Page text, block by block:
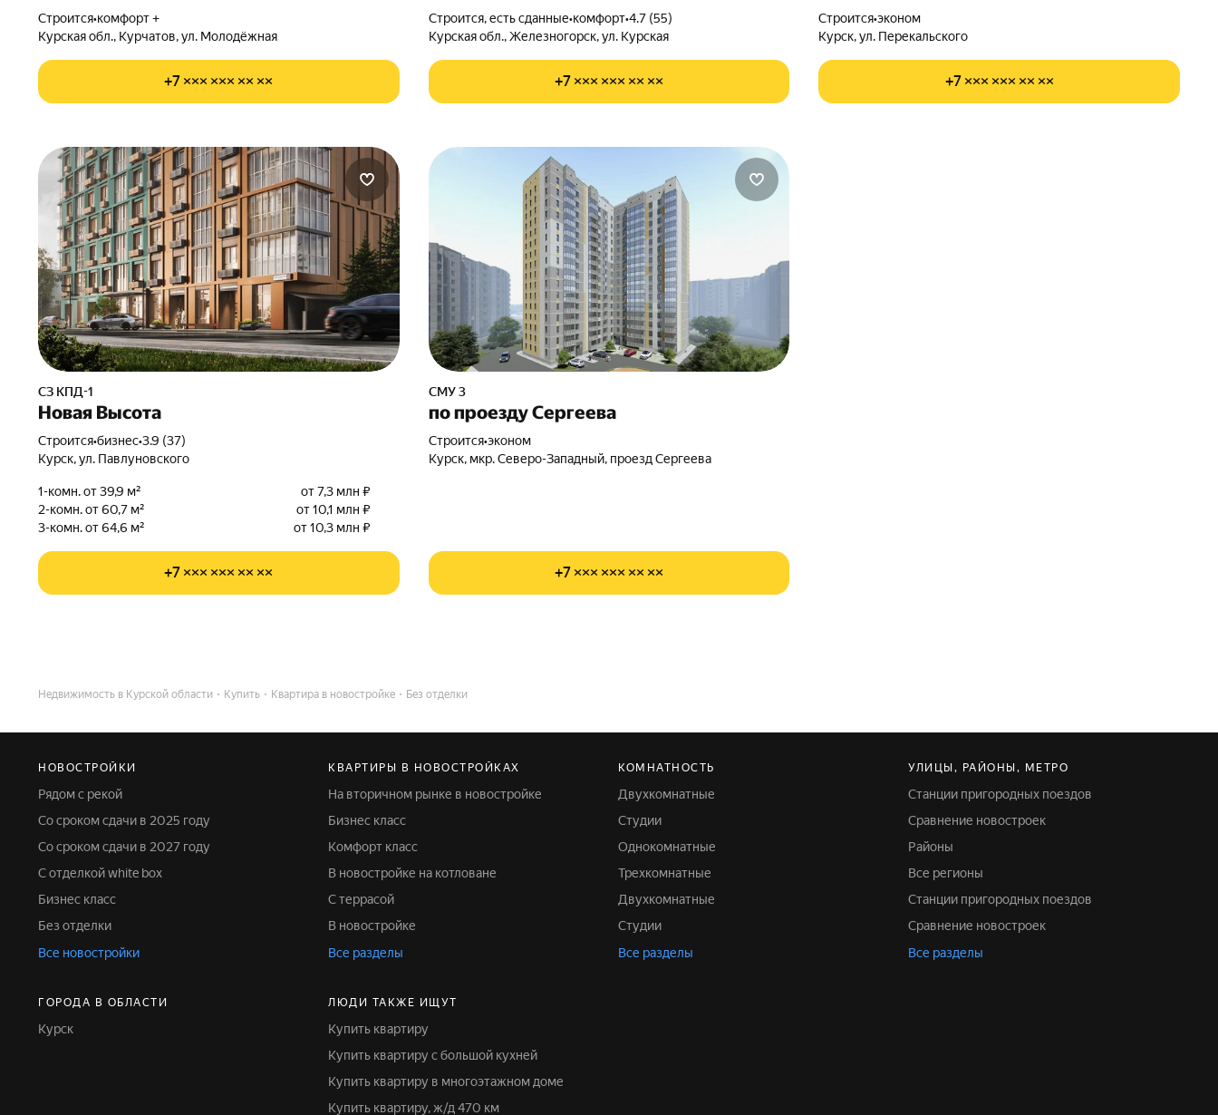
Строится•комфорт +
Курская обл., Курчатов, ул. Молодёжная
+7 ××× ××× ×× ××
Строится, есть сданные•комфорт•4.7 (55)
Курская обл., Железногорск, ул. Курская
+7 ××× ××× ×× ××
Строится•эконом
Курск, ул. Перекальского
+7 ××× ××× ×× ××
СЗ КПД-1
Новая Высота
Строится•бизнес•3.9 (37)
Курск, ул. Павлуновского
1-комн. от 39,9 м²
от 7,3 млн ₽
2-комн. от 60,7 м²
от 10,1 млн ₽
3-комн. от 64,6 м²
от 10,3 млн ₽
+7 ××× ××× ×× ××
СМУ 3
по проезду Сергеева
Строится•эконом
Курск, мкр. Северо-Западный, проезд Сергеева
+7 ××× ××× ×× ××
Недвижимость в Курской области Купить Квартира в новостройке Без отделки
НОВОСТРОЙКИ
Рядом с рекой
Со сроком сдачи в 2025 году
Со сроком сдачи в 2027 году
С отделкой white box
Бизнес класс
Без отделки
Все новостройки
КВАРТИРЫ В НОВОСТРОЙКАХ
На вторичном рынке в новостройке
Бизнес класс
Комфорт класс
В новостройке на котловане
С террасой
В новостройке
Все разделы
КОМНАТНОСТЬ
Двухкомнатные
Студии
Однокомнатные
Трехкомнатные
Двухкомнатные
Студии
Все разделы
УЛИЦЫ, РАЙОНЫ, МЕТРО
Станции пригородных поездов
Сравнение новостроек
Районы
Все регионы
Станции пригородных поездов
Сравнение новостроек
Все разделы
ГОРОДА В ОБЛАСТИ
Курск
ЛЮДИ ТАКЖЕ ИЩУТ
Купить квартиру
Купить квартиру с большой кухней
Купить квартиру в многоэтажном доме
Купить квартиру, ж/д 470 км